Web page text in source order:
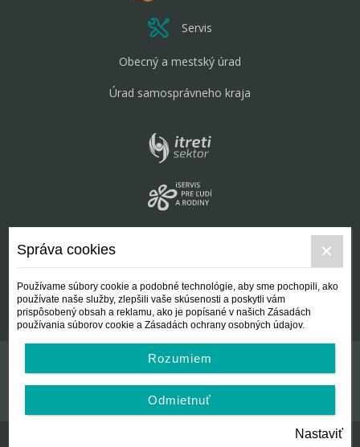
Servis
Obecný a mestský úrad
Úrad samosprávneho kraja
Kontakt
Všeobecné podmienky
Správa cookies
Používame súbory cookie a podobné technológie, aby sme pochopili, ako
používate naše služby, zlepšili vaše skúsenosti a poskytli vám
prispôsobený obsah a reklamu, ako je popísané v našich Zásadách
používania súborov cookie a Zásadách ochrany osobných údajov.
Rozumiem
Odmietnuť
Nastaviť